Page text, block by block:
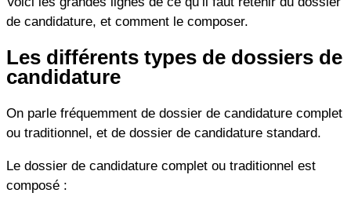
de candidature, et comment le composer.
Les différents types de dossiers de
candidature
On parle fréquemment de dossier de candidature complet
ou traditionnel, et de dossier de candidature standard.
Le dossier de candidature complet ou traditionnel est
composé :